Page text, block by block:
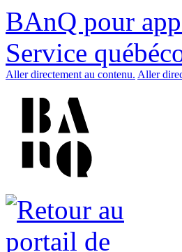
BAnQ pour
Service
Aller directement au contenu. Aller